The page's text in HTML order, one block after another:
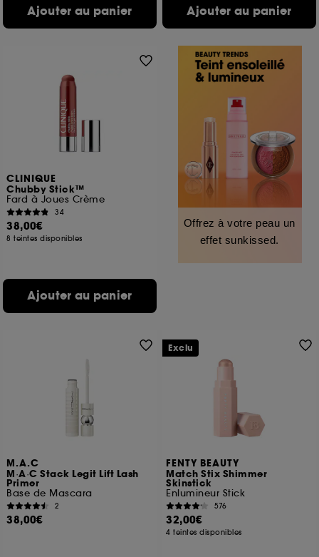
Ajouter au panier Ajouter au panier
CLINIQUE
Chubby Stick™
Fard à Joues Crème
34
38,00€
8 teintes disponibles
Ajouter au panier
Offrez à votre peau un
effet sunkissed.
M.A.C
M·A·C Stack Legit Lift Lash
Primer
Base de Mascara
2
38,00€
FENTY BEAUTY
Match Stix Shimmer
Skinstick
Enlumineur Stick
576
32,00€
4 teintes disponibles
Exclu